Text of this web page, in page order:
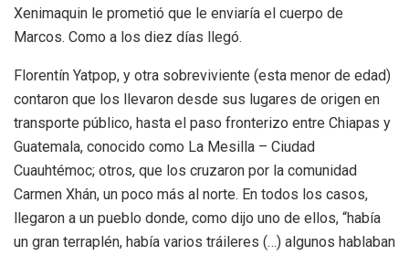
Xenimaquin le prometió que le enviaría el cuerpo de
Marcos. Como a los diez días llegó.
Florentín Yatpop, y otra sobreviviente (esta menor de edad)
contaron que los llevaron desde sus lugares de origen en
transporte público, hasta el paso fronterizo entre Chiapas y
Guatemala, conocido como La Mesilla – Ciudad
Cuauhtémoc; otros, que los cruzaron por la comunidad
Carmen Xhán, un poco más al norte. En todos los casos,
llegaron a un pueblo donde, como dijo uno de ellos, “había
un gran terraplén, había varios tráileres (…) algunos hablaban